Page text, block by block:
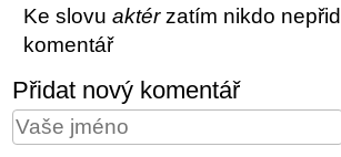
Ke slovuaktérzatím nikdo
komentář
Přidat nový komentář